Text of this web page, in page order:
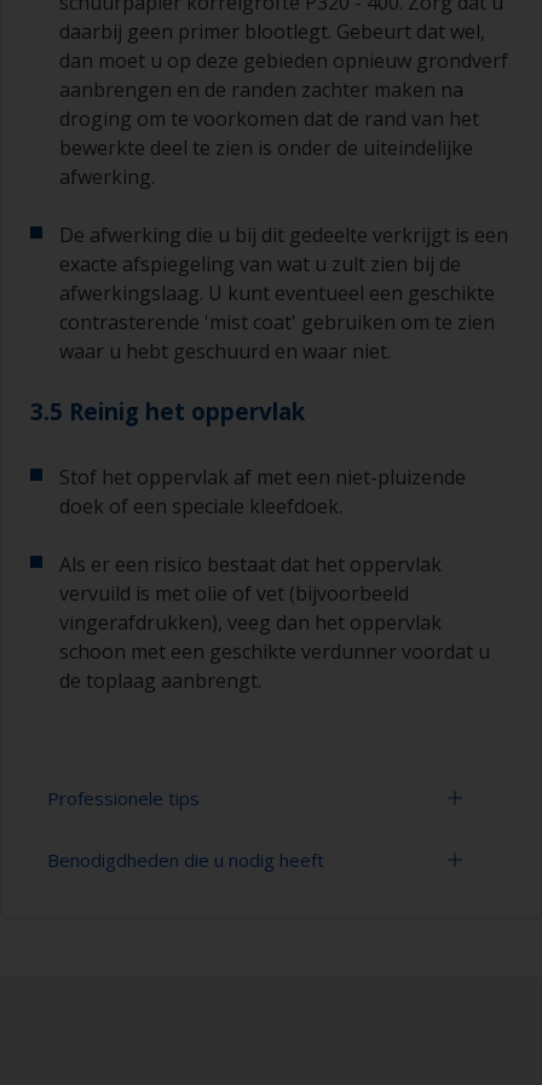
daarbij geen primer blootlegt. Gebeurt dat wel,
dan moet u op deze gebieden opnieuw grondverf
aanbrengen en de randen zachter maken na
droging om te voorkomen dat de rand van het
bewerkte deel te zien is onder de uiteindelijke
afwerking.
De afwerking die u bij dit gedeelte verkrijgt is een
exacte afspiegeling van wat u zult zien bij de
afwerkingslaag. U kunt eventueel een geschikte
contrasterende 'mist coat' gebruiken om te zien
waar u hebt geschuurd en waar niet.
3.5 Reinig het oppervlak
Stof het oppervlak af met een niet-pluizende
doek of een speciale kleefdoek.
Als er een risico bestaat dat het oppervlak
vervuild is met olie of vet (bijvoorbeeld
vingerafdrukken), veeg dan het oppervlak
schoon met een geschikte verdunner voordat u
de toplaag aanbrengt.
Professionele tips
Schilderen met een verfroller:
Benodigdheden die u nodig heeft